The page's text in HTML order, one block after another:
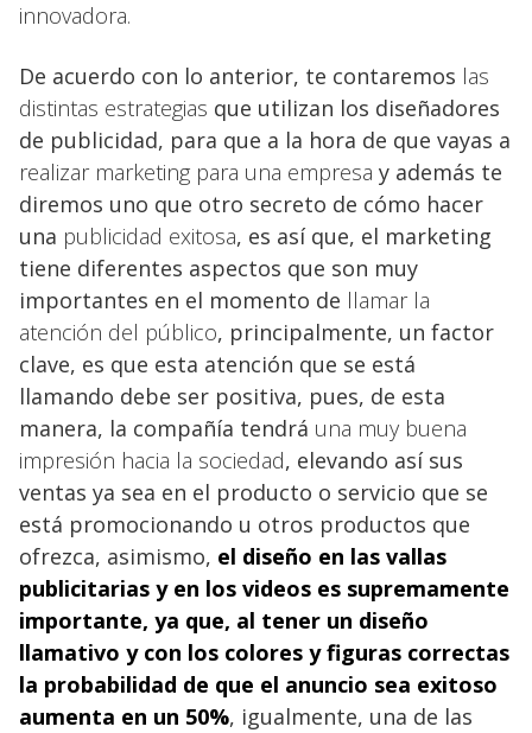
innovadora.
De acuerdo con lo anterior, te contaremos las
distintas estrategias que utilizan los diseñadores
de publicidad, para que a la hora de que vayas a
realizar marketing para una empresa y además te
diremos uno que otro secreto de cómo hacer
una publicidad exitosa, es así que, el marketing
tiene diferentes aspectos que son muy
importantes en el momento de llamar la
atención del público, principalmente, un factor
clave, es que esta atención que se está
llamando debe ser positiva, pues, de esta
manera, la compañía tendrá una muy buena
impresión hacia la sociedad, elevando así sus
ventas ya sea en el producto o servicio que se
está promocionando u otros productos que
ofrezca, asimismo, el diseño en las vallas
publicitarias y en los videos es supremamente
importante, ya que, al tener un diseño
llamativo y con los colores y figuras correctas
la probabilidad de que el anuncio sea exitoso
aumenta en un 50%, igualmente, una de las